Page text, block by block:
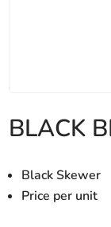
BLACK
Black Skewer
Price per unit